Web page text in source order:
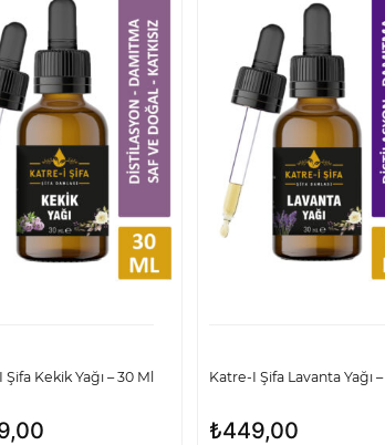
Kekik Yağı – 30 Ml Katre-I Şifa Lavanta Yağı
₺449,00